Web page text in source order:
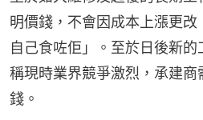
明價錢，不會因成本上漲更改
自己食咗佢」。至於日後新
稱現時業界競爭激烈，承建
錢。